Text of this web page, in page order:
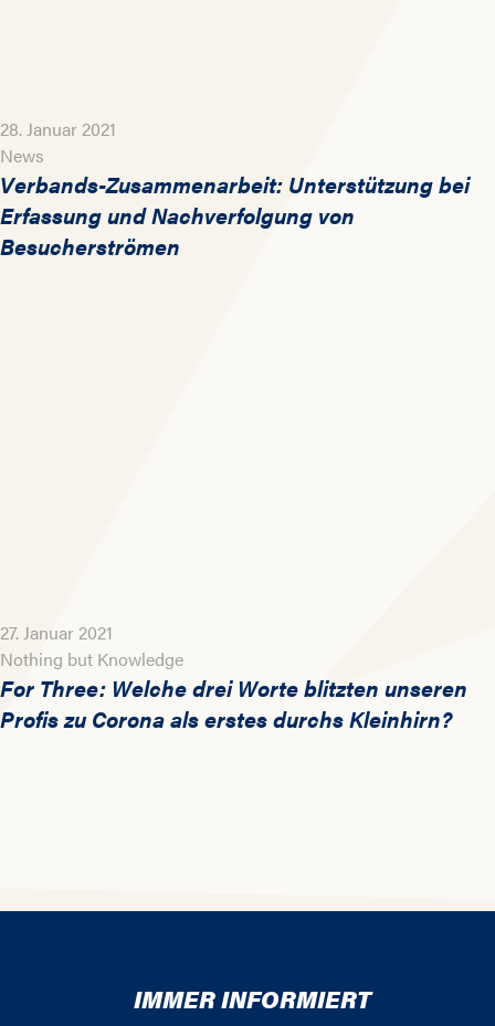
28. Januar 2021
News
Verbands-Zusammenarbeit: Unterstützung bei
Erfassung und Nachverfolgung von
Besucherströmen
27. Januar 2021
Nothing but Knowledge
For Three: Welche drei Worte blitzten unseren
Profis zu Corona als erstes durchs Kleinhirn?
IMMER INFORMIERT